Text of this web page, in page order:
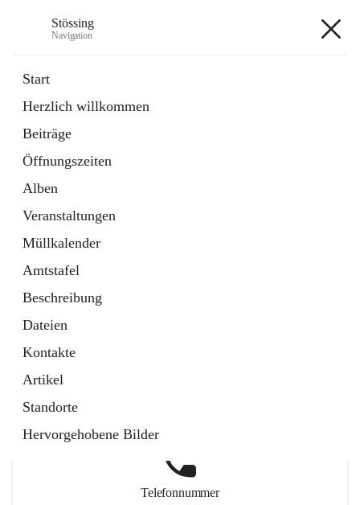
Stössing
Navigation
Start
Herzlich willkommen
Beiträge
Öffnungszeiten
Alben
Veranstaltungen
Müllkalender
Amtstafel
Beschreibung
Dateien
Kontakte
Artikel
Standorte
Hervorgehobene Bilder
Datei
in
Tab
Kindergarten
öffnet
in
neuem
Tab
Telefonnummer